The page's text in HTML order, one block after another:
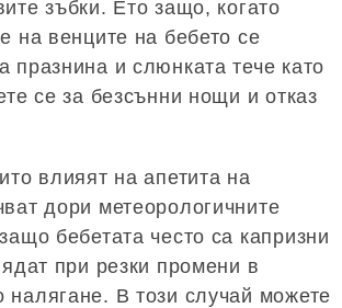
зъбки. Ето защо, когато
на венците на бебето се
празнина и слюнката тече като
се за безсънни нощи и отказ
влияят на апетита на
дори метеорологичните
бебетата често са капризни
при резки промени в
налягане. В този случай можете